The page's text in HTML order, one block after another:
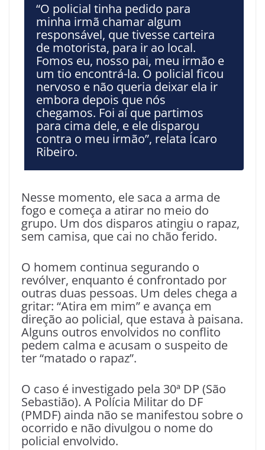
“O policial tinha pedido para
minha irmã chamar algum
responsável, que tivesse carteira
de motorista, para ir ao local.
Fomos eu, nosso pai, meu irmão e
um tio encontrá-la. O policial ficou
nervoso e não queria deixar ela ir
embora depois que nós
chegamos. Foi aí que partimos
para cima dele, e ele disparou
contra o meu irmão”, relata Ícaro
Ribeiro.
Nesse momento, ele saca a arma de
fogo e começa a atirar no meio do
grupo. Um dos disparos atingiu o rapaz,
sem camisa, que cai no chão ferido.
O homem continua segurando o
revólver, enquanto é confrontado por
outras duas pessoas. Um deles chega a
gritar: “Atira em mim” e avança em
direção ao policial, que estava à paisana.
Alguns outros envolvidos no conflito
pedem calma e acusam o suspeito de
ter “matado o rapaz”.
O caso é investigado pela 30ª DP (São
Sebastião). A Polícia Militar do DF
(PMDF) ainda não se manifestou sobre o
ocorrido e não divulgou o nome do
policial envolvido.